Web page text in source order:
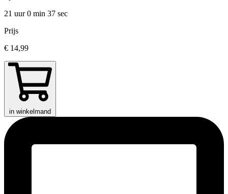
21 uur 0 min 37 sec
Prijs
€ 14,99
in winkelmand